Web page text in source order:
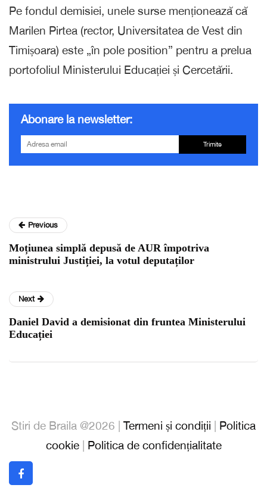
Pe fondul demisiei, unele surse menționează că
Marilen Pirtea (rector, Universitatea de Vest din
Timișoara) este „în pole position” pentru a prelua
portofoliul Ministerului Educației și Cercetării.
Abonare la newsletter:
Trimite
Previous
Moțiunea simplă depusă de AUR împotriva
ministrului Justiției, la votul deputaților
Next
Daniel David a demisionat din fruntea Ministerului
Educației
Stiri de Braila @2026 | Termeni și condiții
Politica
cookie| Politica de confidențialitate